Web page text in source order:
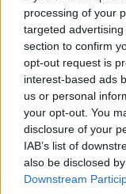
processing of your
targeted
section to confirm
opt-out request is
interest-based ads
us or personal
your opt-out. You
disclosure of your
IAB’s list of
also be disclosed
Downstream
tud hibázni.
megbeszélünk,
megfogadni. De
Pista bácsi,
véleményét,
Néha
Pista bácsi
vagyok
szükségem.